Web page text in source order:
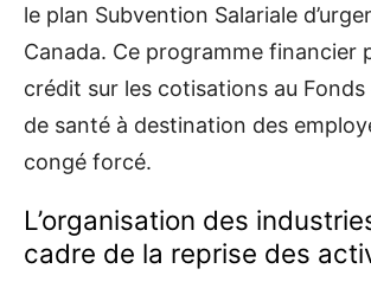
le plan Subvention Salariale
Canada. Ce programme financier
crédit sur les cotisations au Fonds
de santé à destination des
congé forcé.
L’organisation des
cadre de la reprise des